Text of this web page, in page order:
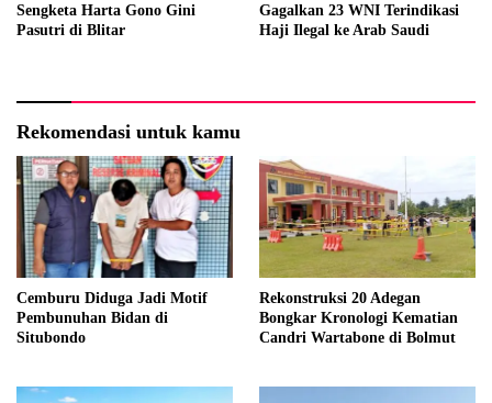
Sengketa Harta Gono Gini
Pasutri di Blitar
Gagalkan 23 WNI Terindikasi
Haji Ilegal ke Arab Saudi
Rekomendasi untuk kamu
Cemburu Diduga Jadi Motif
Pembunuhan Bidan di
Situbondo
Rekonstruksi 20 Adegan
Bongkar Kronologi Kematian
Candri Wartabone di Bolmut